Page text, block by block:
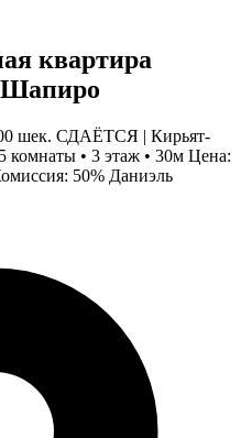
квартира
Шапиро
шек. СДАЁТСЯ | Кирьят-
• 3 этаж • 30м Цена:
50% Даниэль